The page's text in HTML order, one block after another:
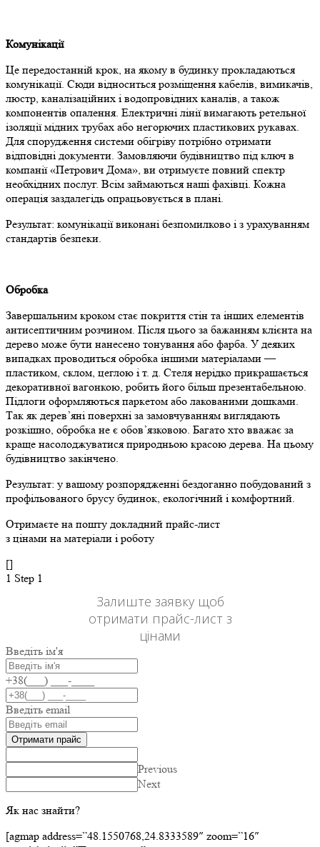
Комунікації
Це передостанній крок, на якому в будинку прокладаються
комунікації. Сюди відноситься розміщення кабелів, вимикачів,
люстр, каналізаційних і водопровідних каналів, а також
компонентів опалення. Електричні лінії вимагають ретельної
ізоляції мідних трубах або негорючих пластикових рукавах.
Для спорудження системи обігріву потрібно отримати
відповідні документи. Замовляючи будівництво під ключ в
компанії «Петрович Дома», ви отримуєте повний спектр
необхідних послуг. Всім займаються наші фахівці. Кожна
операція заздалегідь опрацьовується в плані.
Результат: комунікації виконані безпомилково і з урахуванням
стандартів безпеки.
Обробка
Завершальним кроком стає покриття стін та інших елементів
антисептичним розчином. Після цього за бажанням клієнта на
дерево може бути нанесено тонування або фарба. У деяких
випадках проводиться обробка іншими матеріалами —
пластиком, склом, цеглою і т. д. Стеля нерідко прикрашається
декоративної вагонкою, робить його більш презентабельною.
Підлоги оформляються паркетом або лакованими дошками.
Так як дерев’яні поверхні за замовчуванням виглядають
розкішно, обробка не є обов’язковою. Багато хто вважає за
краще насолоджуватися природньою красою дерева. На цьому
будівництво закінчено.
Результат: у вашому розпорядженні бездоганно побудований з
профільованого брусу будинок, екологічний і комфортний.
Отримаєте на пошту докладний прайс-лист
з цінами на матеріали і роботу
[]
1 Step 1
Залиште заявку щоб
отримати прайс-лист з
цінами
Введіть ім'я
+38(___) ___-____
Введіть email
Отримати прайс
Previous
Next
Як нас знайти?
[agmap address=”48.1550768,24.8333589″ zoom=”16″